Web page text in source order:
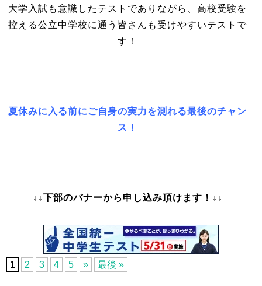
大学入試も意識したテストでありながら、高校受験を
控える公立中学校に通う皆さんも受けやすいテストで
す！
夏休みに入る前にご自身の実力を測れる最後のチャン
ス！
↓↓下部のバナーから申し込み頂けます！↓↓
1 2 3 4 5 » 最後 »